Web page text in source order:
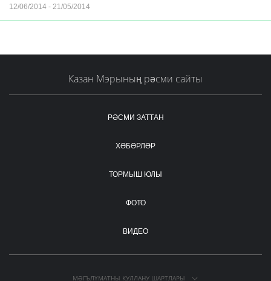
12/06/2014 - 21/05/2014
Казан Мэрының рәсми сайты
РӘСМИ ЗАТТАН
ХӘБӘРЛӘР
ТОРМЫШ ЮЛЫ
ФОТО
ВИДЕО
МӘГЪЛҮМАТНЫ КУЛЛАНУ ШАРТЛАРЫ